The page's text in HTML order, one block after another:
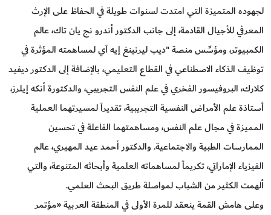
لجهوده المتميزة التي امتدت لسنوات طويلة في الحفاظ على الإرث
المعرفي للأجيال القادمة، إلى جانب الدكتور أندرو نج يان تاك، عالم
الكمبيوتر، ومؤسِّس منصة "ديب ليرنينغ إيه آي لمساهمته المؤثرة في
توظيف الذكاء الاصطناعي في القطاع التعليمي، بالإضافة إلى الدكتور ديفيد
كلارك، البروفيسور الفخري في علم النفس التجريبي، والدكتورة أنكه إيلرز،
أستاذة علم الأمراض النفسية التجريبية، تقديراً لمسيرتهما العملية
المميزة في مجال علم النفس، ومساهمتهما الفاعلة في تحسين
الممارسات الطبية والاجتماعية. والدكتور أحمد عيد المهيري، عالم
الفيزياء الإماراتي، تكريماً لمساهماته العلمية وأبحاثه المتنوعة، والتي
ألهمت الكثير من الشباب لمواصلة طريق البحث العلمي.
وعلى هامش القمة ينعقد للمرة الأولى في المنطقة العربية «مؤتمر